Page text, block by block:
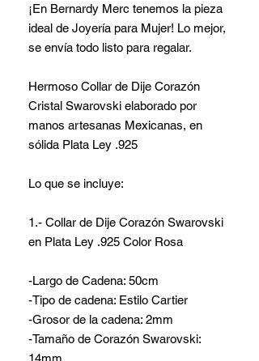
¡En Bernardy Merc tenemos la pieza
ideal de Joyería para Mujer! Lo mejor,
se envía todo listo para regalar.
Hermoso Collar de Dije Corazón
Cristal Swarovski elaborado por
manos artesanas Mexicanas, en
sólida Plata Ley .925
Lo que se incluye:
1.- Collar de Dije Corazón Swarovski
en Plata Ley .925 Color Rosa
-Largo de Cadena: 50cm
-Tipo de cadena: Estilo Cartier
-Grosor de la cadena: 2mm
-Tamaño de Corazón Swarovski:
14mm